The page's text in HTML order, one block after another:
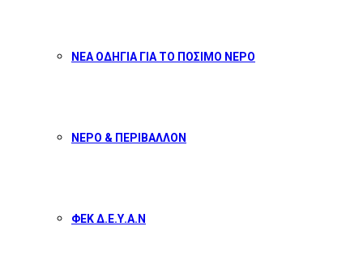
ΝΕΑ ΟΔΗΓΙΑ ΓΙΑ ΤΟ ΠΟΣΙΜΟ ΝΕΡΟ
ΝΕΡΟ & ΠΕΡΙΒΑΛΛΟΝ
ΦΕΚ Δ.Ε.Υ.Α.Ν